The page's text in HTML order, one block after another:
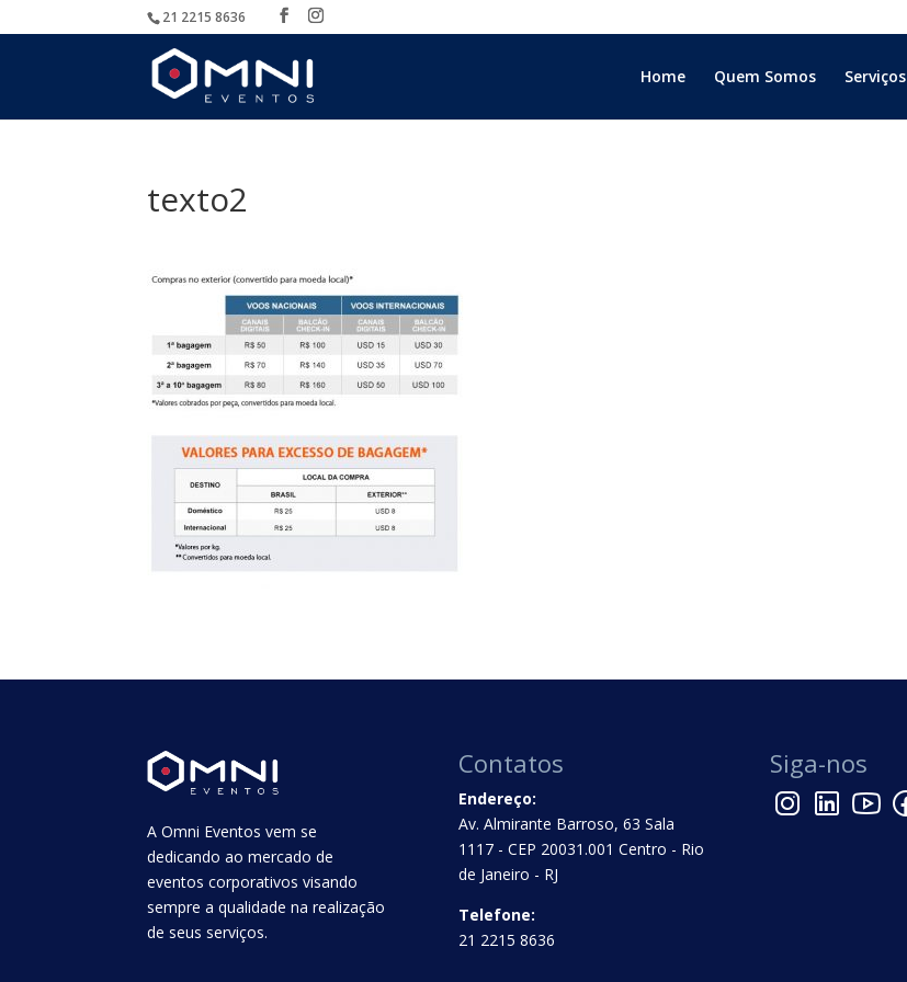
21 2215 8636
Home Quem Somos Serviços
texto2
A Omni Eventos vem se
dedicando ao mercado de
eventos corporativos visando
sempre a qualidade na realização
de seus serviços.
Contatos
Endereço:
Av. Almirante Barroso, 63 Sala
1117 - CEP 20031.001 Centro - Rio
de Janeiro - RJ
Telefone:
21 2215 8636
Siga-nos